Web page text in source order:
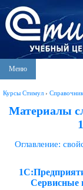
Меню
Курсы Стимул › Справочник
Материалы
Оглавление:
Сервисные